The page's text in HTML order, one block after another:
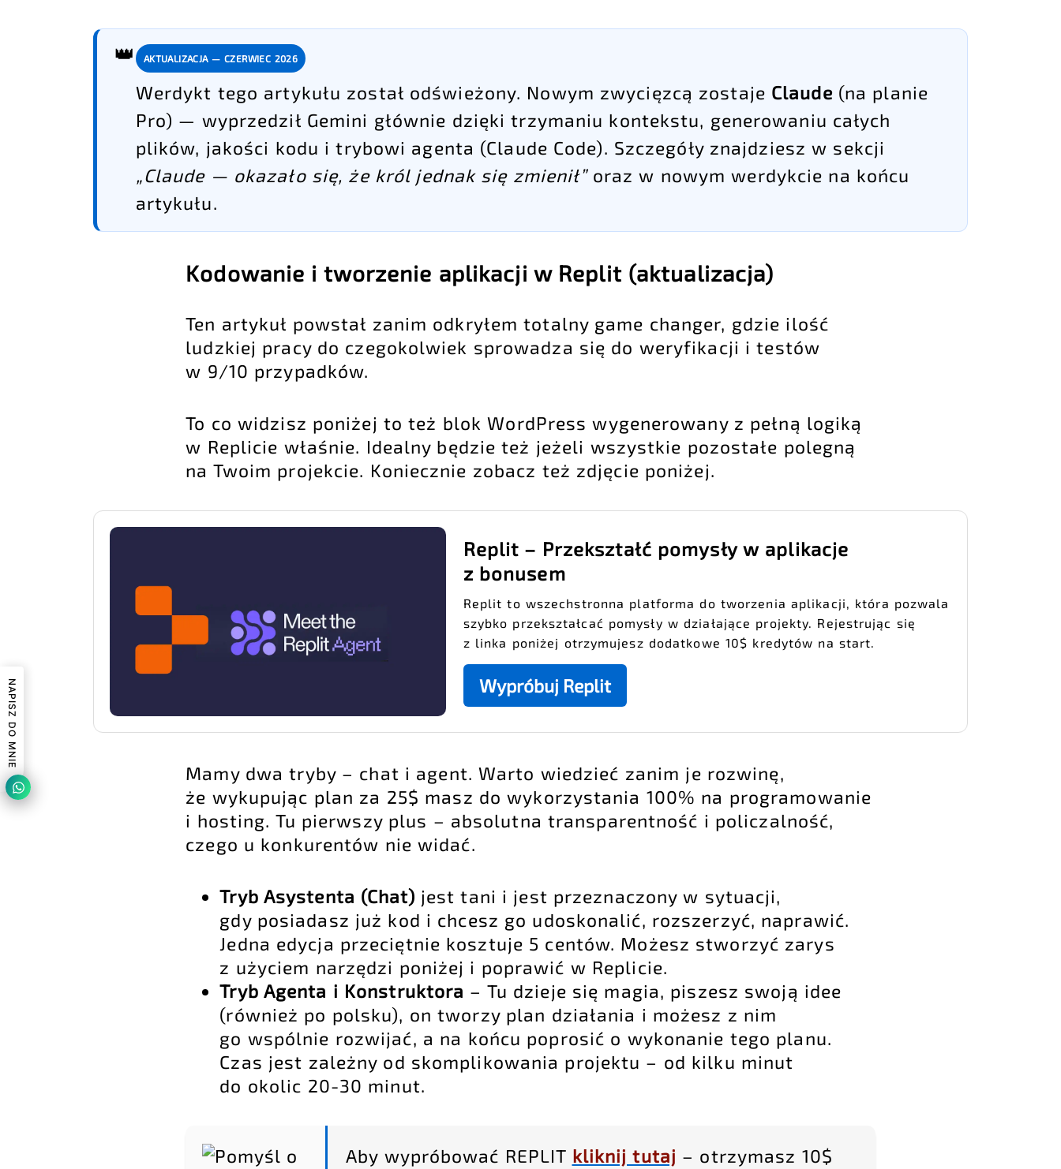
👑 AKTUALIZACJA — CZERWIEC 2026
Werdykt tego artykułu został odświeżony. Nowym zwycięzcą zostaje Claude(na planie
Pro) — wyprzedził Gemini głównie dzięki trzymaniu kontekstu, generowaniu całych
plików, jakości kodu i trybowi agenta (Claude Code). Szczegóły znajdziesz w sekcji
„Claude — okazało się, że król jednak się zmienił”oraz w nowym werdykcie na końcu
artykułu.
Kodowanie i tworzenie aplikacji w Replit (aktualizacja)
Ten artykuł powstał zanim odkryłem totalny game changer, gdzie ilość
ludzkiej pracy do czegokolwiek sprowadza się do weryfikacji i testów
w 9/10 przypadków.
To co widzisz poniżej to też blok WordPress wygenerowany z pełną logiką
w Replicie właśnie. Idealny będzie też jeżeli wszystkie pozostałe polegną
na Twoim projekcie. Koniecznie zobacz też zdjęcie poniżej.
Replit – Przekształć pomysły w aplikacje
z bonusem
Replit to wszechstronna platforma do tworzenia aplikacji, która pozwala
szybko przekształcać pomysły w działające projekty. Rejestrując się
z linka poniżej otrzymujesz dodatkowe 10$ kredytów na start.
Wypróbuj Replit
Mamy dwa tryby – chat i agent. Warto wiedzieć zanim je rozwinę,
że wykupując plan za 25$ masz do wykorzystania 100% na programowanie
i hosting. Tu pierwszy plus – absolutna transparentność i policzalność,
czego u konkurentów nie widać.
Tryb Asystenta (Chat) jest tani i jest przeznaczony w sytuacji,
gdy posiadasz już kod i chcesz go udoskonalić, rozszerzyć, naprawić.
Jedna edycja przeciętnie kosztuje 5 centów. Możesz stworzyć zarys
z użyciem narzędzi poniżej i poprawić w Replicie.
Tryb Agenta i Konstruktora – Tu dzieje się magia, piszesz swoją idee
(również po polsku), on tworzy plan działania i możesz z nim
go wspólnie rozwijać, a na końcu poprosić o wykonanie tego planu.
Czas jest zależny od skomplikowania projektu – od kilku minut
do okolic 20-30 minut.
Aby wypróbować REPLIT kliknij tutaj – otrzymasz 10$
NAPISZ DO MNIE